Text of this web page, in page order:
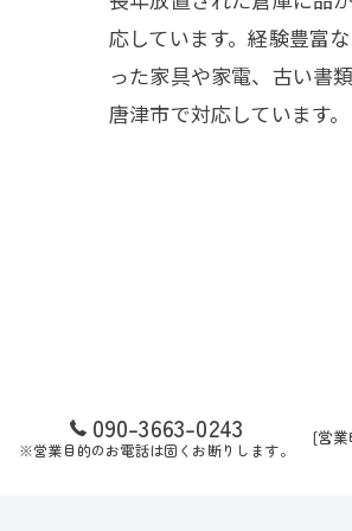
応しています。経験豊富
った家具や家電、古い書
唐津市で対応しています。
090-3663-0243
※営業目的のお電話は固くお断りします。
[営業